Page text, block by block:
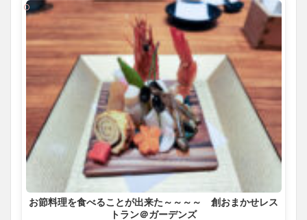
お節料理を食べることが出来た～～～～ 創おまかせレス
トラン＠ガーデンズ